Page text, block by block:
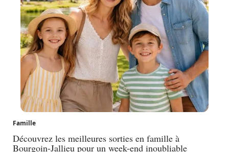
Famille
Découvrez les meilleures sorties en famille à
Bourgoin-Jallieu pour un week-end inoubliable